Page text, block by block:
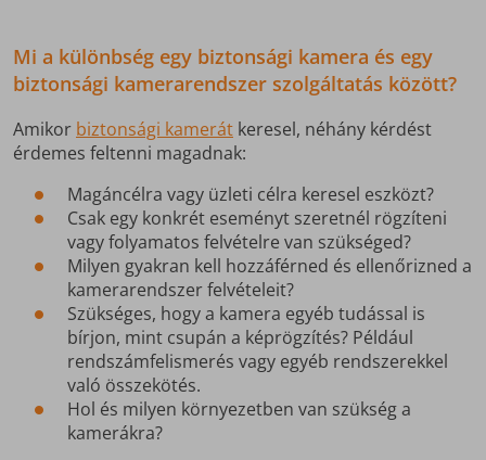
Mi a különbség egy biztonsági kamera és egy
biztonsági kamerarendszer szolgáltatás között?
Amikor biztonsági kamerát keresel, néhány kérdést
érdemes feltenni magadnak:
Magáncélra vagy üzleti célra keresel eszközt?
Csak egy konkrét eseményt szeretnél rögzíteni
vagy folyamatos felvételre van szükséged?
Milyen gyakran kell hozzáférned és ellenőrizned a
kamerarendszer felvételeit?
Szükséges, hogy a kamera egyéb tudással is
bírjon, mint csupán a képrögzítés? Például
rendszámfelismerés vagy egyéb rendszerekkel
való összekötés.
Hol és milyen környezetben van szükség a
kamerákra?